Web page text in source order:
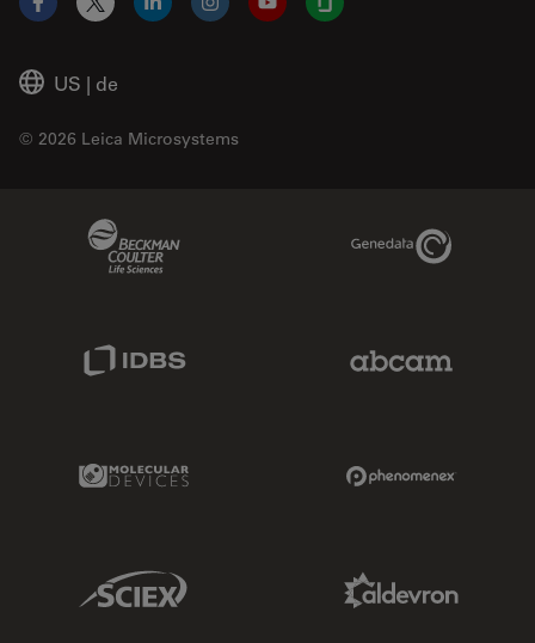
US | de
© 2026 Leica Microsystems
Facebook
X LinkedInInstagramYouTubeGlassdoor
Genedata Link
Molecular Devices Link
Sciex Link